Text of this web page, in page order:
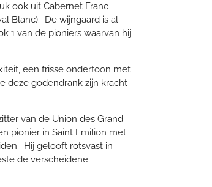
ook uit Cabernet Franc
Blanc). De wijngaard is al
1 van de pioniers waarvan hij
een frisse ondertoon met
deze godendrank zijn kracht
van de Union des Grand
pionier in Saint Emilion met
Hij gelooft rotsvast in
de verscheidene